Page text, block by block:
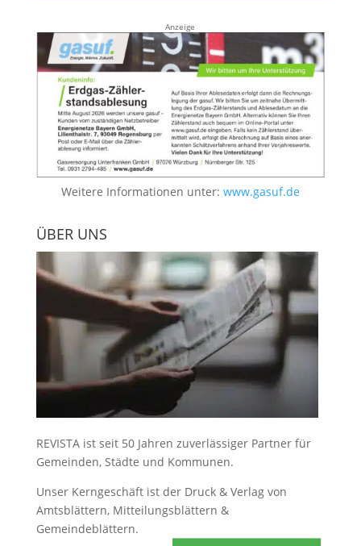
Anzeige
Weitere Informationen unter: www.gasuf.de
ÜBER UNS
REVISTA ist seit 50 Jahren zuverlässiger Partner für
Gemeinden, Städte und Kommunen.
Unser Kerngeschäft ist der Druck & Verlag von
Amtsblättern, Mitteilungsblättern &
Gemeindeblättern.